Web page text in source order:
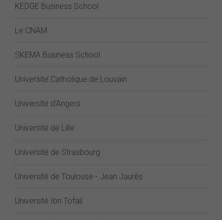
KEDGE Business School
Le CNAM
SKEMA Business School
Université Catholique de Louvain
Université d'Angers
Université de Lille
Université de Strasbourg
Université de Toulouse - Jean Jaurès
Université Ibn Tofail